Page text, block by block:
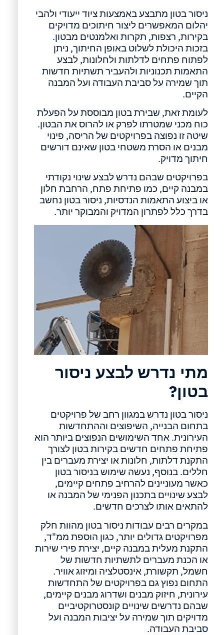
ניסור בטון מתבצע באמצעות ציוד ייעודי ולהבי
יהלום המאפשרים ליצור חיתוכים מדויקים
בקירות, רצפות, תקרות ואלמנטים מבטון.
בזכות היכולת לשלוט באופן החיתוך, ניתן
לפתוח פתחים לדלתות ולחלונות, לבצע
התאמות תכנוניות ולהעביר תשתיות חדשות
תוך שמירה על סביבת העבודה ועל המבנה
הקיים.
לעומת זאת, שבירת בטון מבוססת על הפעלת
כוח מכני שמטרתו לפרק או להרוס את הבטון.
שיטה זו נפוצה בפרויקטים של הריסה, פינוי
מבנים או הסרת משטחי בטון שאינם דורשים
חיתוך מדויק.
בפרויקטים שבהם נדרש לבצע שינוי נקודתי
במבנה קיים, כמו פתיחת פתח, הרחבת חלון
או ביצוע התאמות הנדסיות, ניסור בטון נחשב
בדרך כלל לפתרון המדויק והמבוקר יותר.
מתי נדרש לבצע ניסור
בטון?
ניסור בטון נדרש במגוון רחב של פרויקטים
בתחום הבנייה, השיפוצים וההתחדשות
העירונית. אחד השימושים הנפוצים ביותר הוא
פתיחת פתחים חדשים בקירות בטון לצורך
התקנת דלתות, חלונות או יצירת מעברים בין
חללים. בנוסף, נעשה שימוש בניסור בטון
כאשר מעוניינים להרחיב פתחים קיימים,
לבצע שינויים בתכנון הפנימי של המבנה או
להתאים אותו לצרכים חדשים.
במקרים רבים עבודות ניסור בטון מהוות חלק
מפרויקטים גדולים יותר, כגון הוספת ממ"ד,
התקנת מעלית במבנה קיים, יצירת פירי שירות
או הכנת מעברים לתשתיות חדשות של
חשמל, תקשורת, אינסטלציה ומיזוג אוויר.
התחום נפוץ גם בפרויקטים של התחדשות
עירונית, חיזוק מבנים ושדרוג מבנים קיימים,
שבהם נדרשים שינויים קונסטרוקטיביים
מדויקים תוך שמירה על יציבות המבנה ועל
סביבת העבודה.